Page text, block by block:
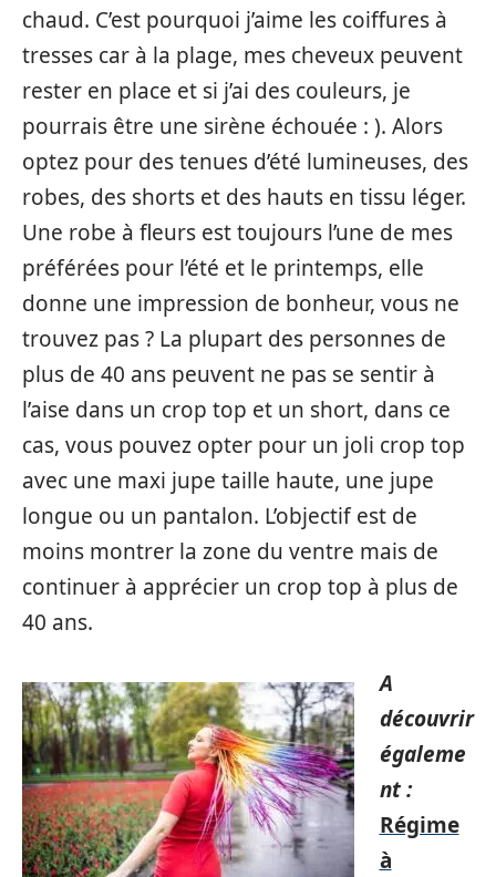
chaud. C’est pourquoi j’aime les coiffures à
tresses car à la plage, mes cheveux peuvent
rester en place et si j’ai des couleurs, je
pourrais être une sirène échouée : ). Alors
optez pour des tenues d’été lumineuses, des
robes, des shorts et des hauts en tissu léger.
Une robe à fleurs est toujours l’une de mes
préférées pour l’été et le printemps, elle
donne une impression de bonheur, vous ne
trouvez pas ? La plupart des personnes de
plus de 40 ans peuvent ne pas se sentir à
l’aise dans un crop top et un short, dans ce
cas, vous pouvez opter pour un joli crop top
avec une maxi jupe taille haute, une jupe
longue ou un pantalon. L’objectif est de
moins montrer la zone du ventre mais de
continuer à apprécier un crop top à plus de
40 ans.
A
découvrir
égaleme
nt :
Régime
à